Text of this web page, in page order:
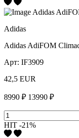
Adidas
Adidas AdiFOM
Арт: IF3909
42,5 EUR
8990 ₽ 13990 ₽
HIT -21%